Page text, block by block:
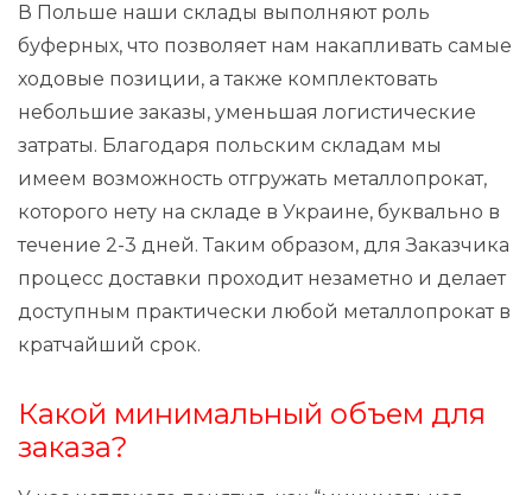
В Польше наши склады выполняют роль
буферных, что позволяет нам накапливать самые
ходовые позиции, а также комплектовать
небольшие заказы, уменьшая логистические
затраты. Благодаря польским складам мы
имеем возможность отгружать металлопрокат,
которого нету на складе в Украине, буквально в
течение 2-3 дней. Таким образом, для Заказчика
процесс доставки проходит незаметно и делает
доступным практически любой металлопрокат в
кратчайший срок.
Какой минимальный объем для
заказа?